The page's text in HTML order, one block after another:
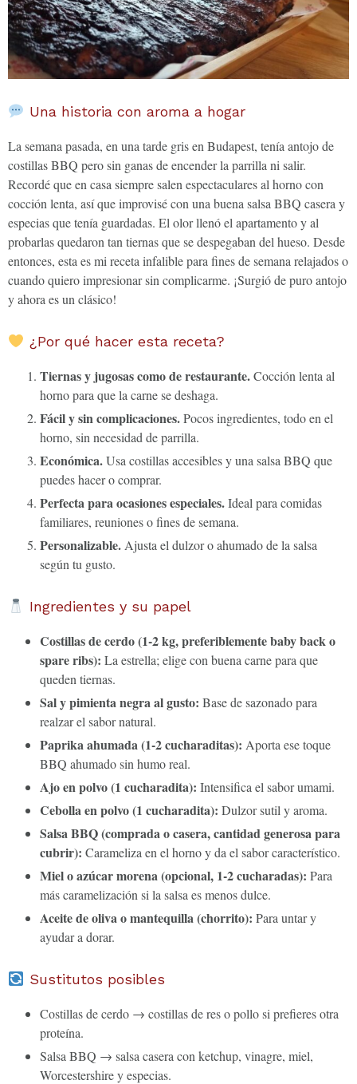
Una historia con aroma a hogar
La semana pasada, en una tarde gris en Budapest, tenía antojo de
costillas BBQ pero sin ganas de encender la parrilla ni salir.
Recordé que en casa siempre salen espectaculares al horno con
cocción lenta, así que improvisé con una buena salsa BBQ casera y
especias que tenía guardadas. El olor llenó el apartamento y al
probarlas quedaron tan tiernas que se despegaban del hueso. Desde
entonces, esta es mi receta infalible para fines de semana relajados o
cuando quiero impresionar sin complicarme. ¡Surgió de puro antojo
y ahora es un clásico!
¿Por qué hacer esta receta?
Tiernas y jugosas como de restaurante.Cocción lenta al
horno para que la carne se deshaga.
Fácil y sin complicaciones.Pocos ingredientes, todo en el
horno, sin necesidad de parrilla.
Económica.Usa costillas accesibles y una salsa BBQ que
puedes hacer o comprar.
Perfecta para ocasiones especiales.Ideal para comidas
familiares, reuniones o fines de semana.
Personalizable. Ajusta el dulzor o ahumado de la salsa
según tu gusto.
Ingredientes y su papel
Costillas de cerdo (1-2 kg, preferiblemente baby back o
spare ribs): La estrella; elige con buena carne para que
queden tiernas.
Sal y pimienta negra al gusto: Base de sazonado para
realzar el sabor natural.
Paprika ahumada (1-2 cucharaditas): Aporta ese toque
BBQ ahumado sin humo real.
Ajo en polvo (1 cucharadita): Intensifica el sabor umami.
Cebolla en polvo (1 cucharadita): Dulzor sutil y aroma.
Salsa BBQ (comprada o casera, cantidad generosa para
cubrir): Carameliza en el horno y da el sabor característico.
Miel o azúcar morena (opcional, 1-2 cucharadas): Para
más caramelización si la salsa es menos dulce.
Aceite de oliva o mantequilla (chorrito): Para untar y
ayudar a dorar.
Sustitutos posibles
Costillas de cerdo → costillas de res o pollo si prefieres otra
proteína.
Salsa BBQ → salsa casera con ketchup, vinagre, miel,
Worcestershire y especias.